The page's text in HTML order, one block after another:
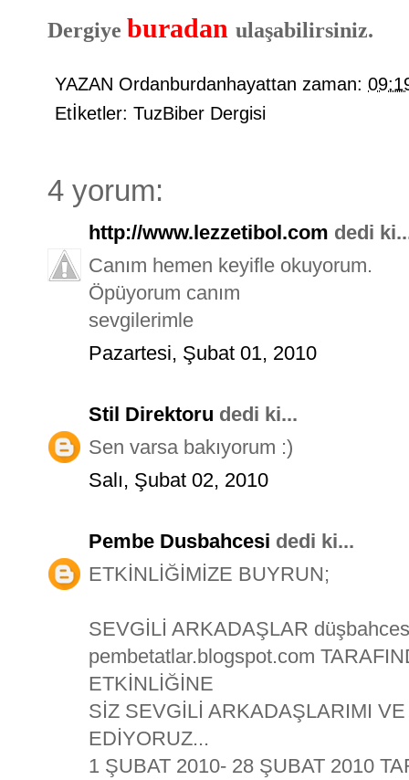
Dergiye buradan ulaşabilirsiniz.
YAZAN Ordanburdanhayattan zaman:
Etİketler: TuzBiber Dergisi
4 yorum:
http://www.lezzetibol.com dedi
Canım hemen keyifle okuyorum.
Öpüyorum canım
sevgilerimle
Pazartesi, Şubat 01, 2010
Stil Direktoru dedi ki...
Sen varsa bakıyorum :)
Salı, Şubat 02, 2010
Pembe Dusbahcesi dedi ki...
ETKİNLİĞİMİZE BUYRUN;
SEVGİLİ ARKADAŞLAR
pembetatlar.blogspot.com
ETKİNLİĞİNE
SİZ SEVGİLİ ARKADAŞLARIMI
EDİYORUZ...
1 ŞUBAT 2010- 28 ŞUBAT 2010